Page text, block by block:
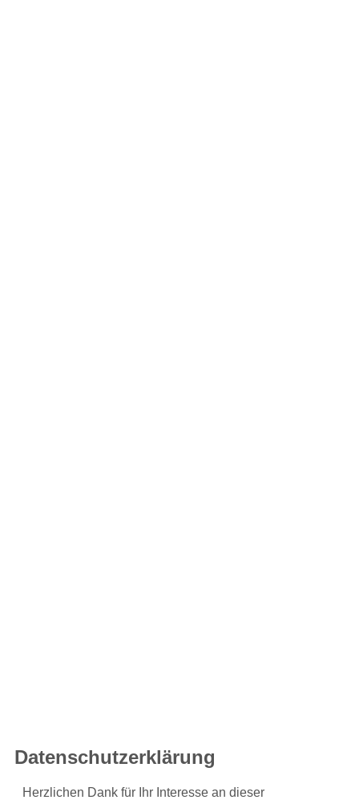
Datenschutzerklärung
Herzlichen Dank für Ihr Interesse an dieser